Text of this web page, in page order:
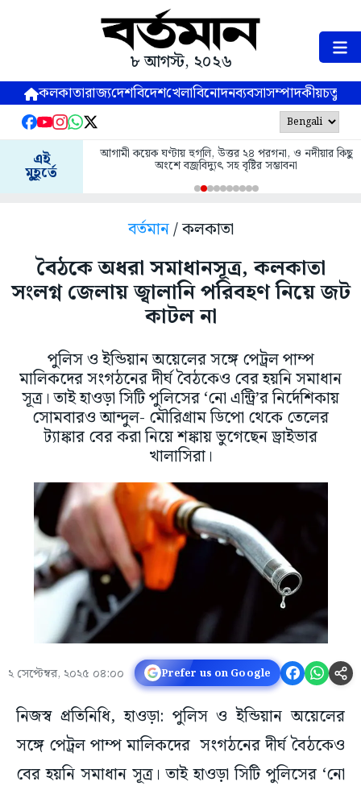
৮ আগস্ট, ২০২৬
কলকাতারাজ্যদেশবিদেশখেলাবিনোদনব্যবসাসম্পাদকীয়
এই
মুহূর্তে
আগামী কয়েক ঘণ্টায় হুগলি, উত্তর ২৪ পরগনা, ও নদীয়ার কিছু
অংশে বজ্রবিদ্যুৎ সহ বৃষ্টির সম্ভাবনা
বর্তমান/ কলকাতা
বৈঠকে অধরা সমাধানসূত্র, কলকাতা
সংলগ্ন জেলায় জ্বালানি পরিবহণ নিয়ে ‌জট
কাটল না
পুলিস ও ইন্ডিয়ান অয়েলের সঙ্গে পেট্রল পাম্প
মালিকদের সংগঠনের দীর্ঘ বৈঠকেও বের হয়নি সমাধান
সূত্র। তাই হাওড়া সিটি পুলিসের ‘নো এন্ট্রি’র নির্দেশিকায়
সোমবারও আন্দুল- মৌরিগ্রাম ডিপো থেকে তেলের
ট্যাঙ্কার বের করা নিয়ে শঙ্কায় ভুগেছেন ড্রাইভার
খালাসিরা।
২ সেপ্টেম্বর, ২০২৫ ০৪:০০ Prefer us on Google
নিজস্ব প্রতিনিধি, হাওড়া: পুলিস ও ইন্ডিয়ান অয়েলের
সঙ্গে পেট্রল পাম্প মালিকদের সংগঠনের দীর্ঘ বৈঠকেও
বের হয়নি সমাধান সূত্র। তাই হাওড়া সিটি পুলিসের ‘নো